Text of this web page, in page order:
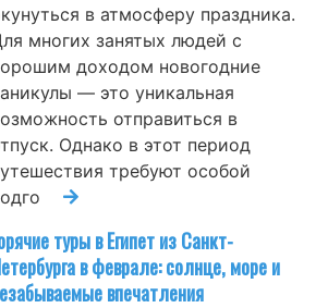
в атмосферу праздника.
многих занятых людей с
доходом новогодние
— это уникальная
отправиться в
Однако в этот период
требуют особой
туры в Египет из Санкт-
в феврале: солнце, море и
впечатления